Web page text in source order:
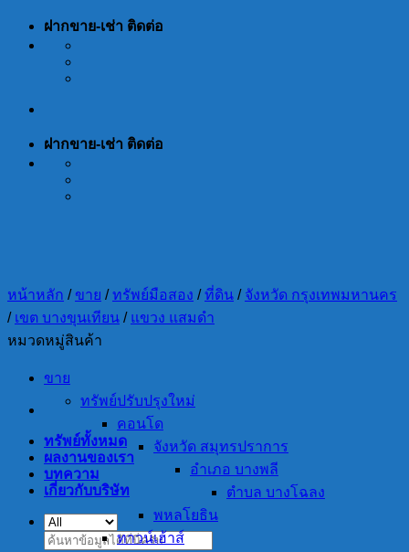
Skip
ฝากขาย-เช่า ติดต่อ
ฝากขาย-เช่า ติดต่อ
ทรัพย์ทั้งหมด
ผลงานของเรา
บทความ
เกี่ยวกับบริษัท
ค้นหา:
หน้าหลัก / ขาย / ทรัพย์มือสอง / ที่ดิน / จังหวัด กรุงเทพมหานคร
/ เขต บางขุนเทียน / แขวง แสมดำ
หมวดหมู่สินค้า
ขาย
ทรัพย์ปรับปรุงใหม่
คอนโด
จังหวัด สมุทรปราการ
อำเภอ บางพลี
ตำบล บางโฉลง
พหลโยธิน
ทาวน์เฮ้าส์